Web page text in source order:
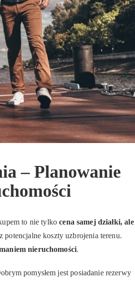
– Planowanie
to nie tylkocena samej działki, ale
koszty uzbrojenia terenu.
nieruchomości.
pomysłem jest posiadanie rezerwy